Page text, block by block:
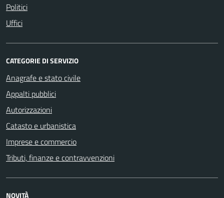
Politici
Uffici
CATEGORIE DI SERVIZIO
Anagrafe e stato civile
Appalti pubblici
Autorizzazioni
Catasto e urbanistica
Imprese e commercio
Tributi, finanze e contravvenzioni
NOVITÀ